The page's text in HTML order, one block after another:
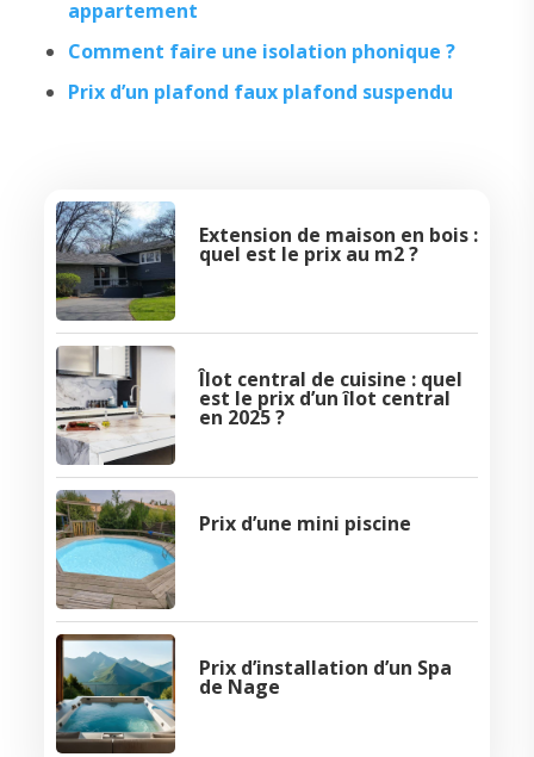
appartement
Comment faire une isolation phonique ?
Prix d’un plafond faux plafond suspendu
Extension de maison en bois :
quel est le prix au m2 ?
Îlot central de cuisine : quel
est le prix d’un îlot central
en 2025 ?
Prix d’une mini piscine
Prix d’installation d’un Spa
de Nage